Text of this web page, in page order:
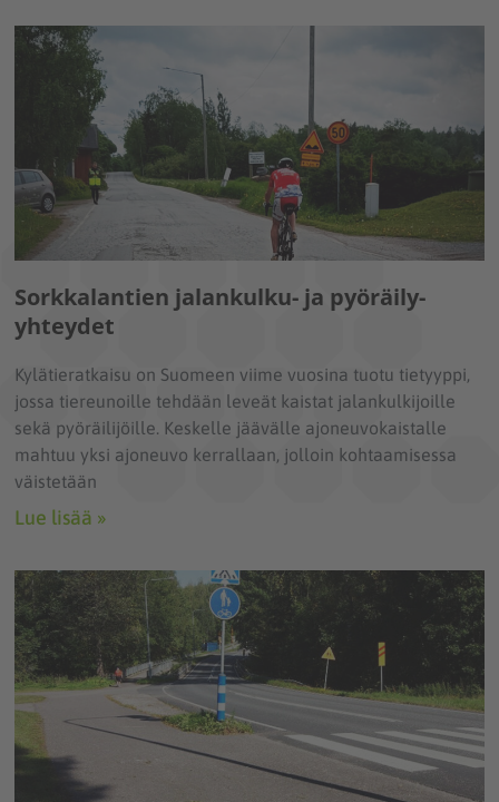
Sorkkalantien jalankulku- ja pyöräily-
yhteydet
Kylätieratkaisu on Suomeen viime vuosina tuotu tietyyppi,
jossa tiereunoille tehdään leveät kaistat jalankulkijoille
sekä pyöräilijöille. Keskelle jäävälle ajoneuvokaistalle
mahtuu yksi ajoneuvo kerrallaan, jolloin kohtaamisessa
väistetään
Lue lisää »